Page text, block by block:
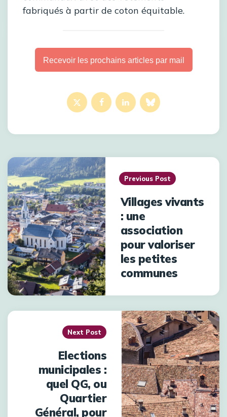
fabriqués à partir de coton équitable.
Recevoir les prochains articles par mail
Post
navigation
Previous Post
Villages vivants
: une
association
pour valoriser
les petites
communes
Next Post
Elections
municipales :
quel QG, ou
Quartier
Général, pour